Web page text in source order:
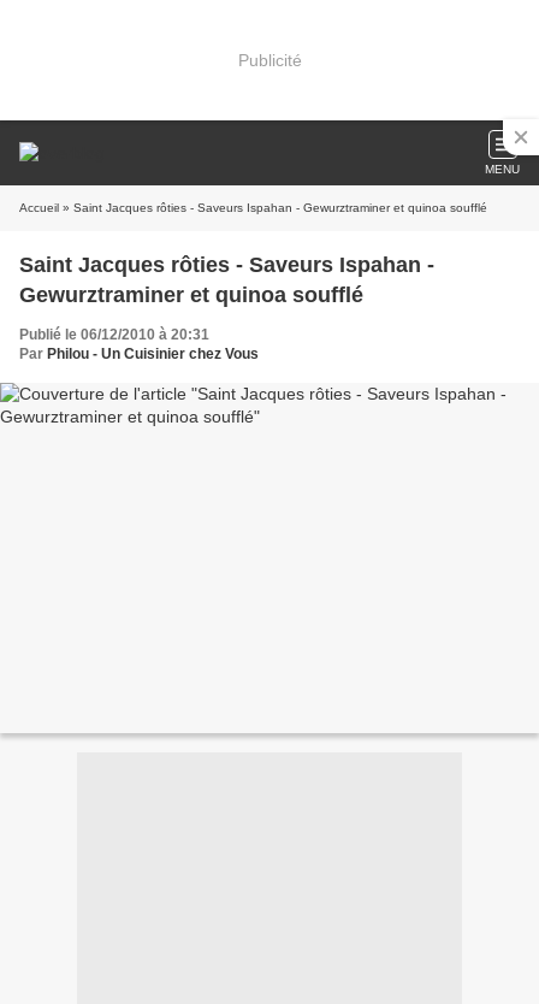
Publicité
MENU
Accueil » Saint Jacques rôties - Saveurs Ispahan - Gewurztraminer et quinoa soufflé
Saint Jacques rôties - Saveurs Ispahan -
Gewurztraminer et quinoa soufflé
Publié le 06/12/2010 à 20:31
Par Philou - Un Cuisinier chez Vous